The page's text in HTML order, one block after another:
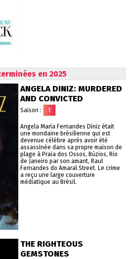
en 2025
ANGELA DINIZ: MURDERED
AND CONVICTED
Saison : 1
Angela Maria Fernandes Diniz était
une mondaine brésilienne qui est
devenue célèbre après avoir été
assassinée dans sa propre maison de
plage à Praia dos Ossos, Búzios, Rio
de Janeiro par son amant, Raul
Fernandes do Amaral Street. Le crime
a reçu une large couverture
médiatique au Brésil.
THE RIGHTEOUS
GEMSTONES